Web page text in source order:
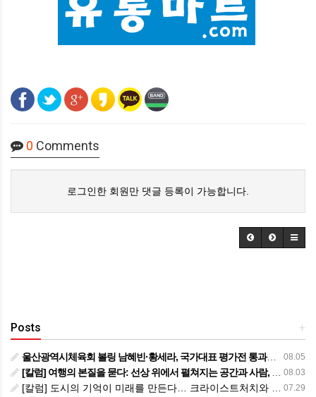
0 Comments
로그인한 회원만 댓글 등록이 가능합니다.
+
Posts
08.05
울산광역시체육회 볼링 남혜빈·황세라, 국가대표 평가전 통과… ‘아시아선수권 출전’
08.03
[칼럼] 여행의 본질을 묻다: 선상 위에서 펼쳐지는 공간과 사람, 그리고 미식의 미학
07.29
[칼럼] 도시의 기억이 미래를 만든다… 크라이스트처치와 한국 도시가 주는 교훈